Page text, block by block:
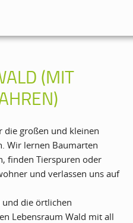
(MIT
die großen und kleinen
Wir lernen Baumarten
finden Tierspuren oder
und verlassen uns auf
und die örtlichen
Lebensraum Wald mit all